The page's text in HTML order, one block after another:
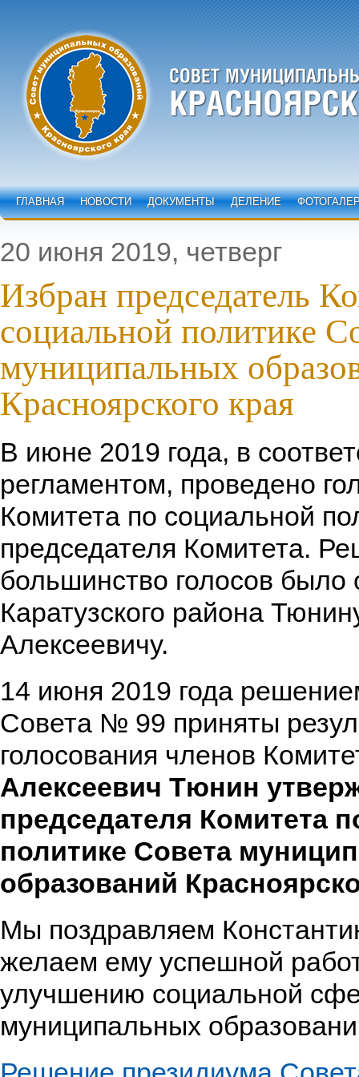
ГЛАВНАЯ НОВОСТИ ДОКУМЕНТЫ ДЕЛЕНИЕ
20 июня 2019, четверг
Избран председатель
социальной политике
муниципальных
Красноярского края
В июне 2019 года, в
регламентом, проведено
Комитета по социальной
председателя Комитета.
большинство голосов было
Каратузского района
Алексеевичу.
14 июня 2019 года
Совета № 99 приняты
голосования членов
Алексеевич Тюнин
председателя Комитета
политике Совета
образований
Мы поздравляем
желаем ему успешной
улучшению социальной
муниципальных